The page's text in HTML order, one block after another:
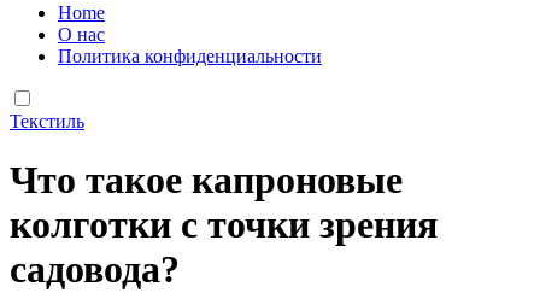
Home
О нас
Политика конфиденциальности
Текстиль
Что такое капроновые
колготки с точки зрения
садовода?